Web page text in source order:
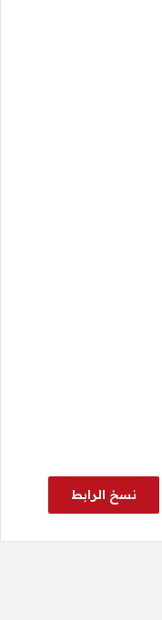
نسخ الرابط